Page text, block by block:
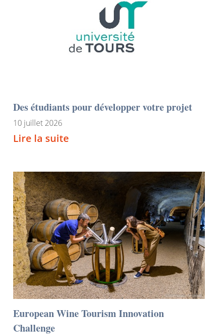
Des étudiants pour développer votre projet
10 juillet 2026
Lire la suite
European Wine Tourism Innovation
Challenge